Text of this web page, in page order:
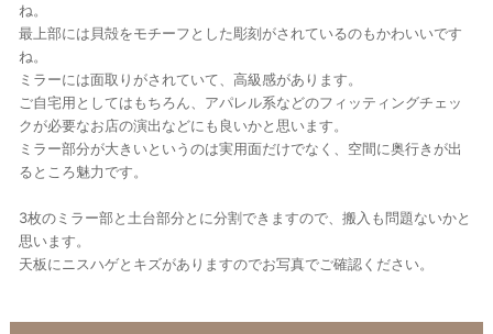
ね。
最上部には貝殻をモチーフとした彫刻がされているのもかわいいです
ね。
ミラーには面取りがされていて、高級感があります。
ご自宅用としてはもちろん、アパレル系などのフィッティングチェッ
クが必要なお店の演出などにも良いかと思います。
ミラー部分が大きいというのは実用面だけでなく、空間に奥行きが出
るところ魅力です。
3枚のミラー部と土台部分とに分割できますので、搬入も問題ないかと
思います。
天板にニスハゲとキズがありますのでお写真でご確認ください。